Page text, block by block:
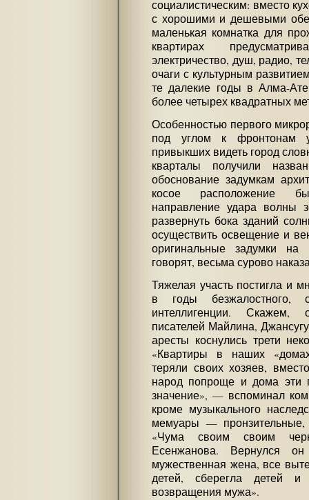
социалистическим: вместо
с хорошими и дешевыми
маленькая комнатка для
квартирах
электричество, душ, радио,
очаги с культурным
те далекие годы в Алма-
более четырех квадратных
Особенностью первого
под углом к фронтонам
привыкших видеть город
кварталы получили
обоснование задумкам
косое расположение
направление удара волны
развернуть бока зданий
осуществить освещение и
оригинальные задумки на
говорят, весьма сурово
Тяжелая участь постигла и
в годы безжалостного,
интеллигенции. Скажем,
писателей Майлина,
аресты коснулись трети
«Квартиры в наших
теряли своих хозяев,
народ попроще и дома эти
значение», — вспоминал
кроме музыкального
мемуары — пронзительные,
«Чума своим своим
Есенжанова. Вернулся
мужественная жена, все
детей, сберегла детей
возвращения мужа».